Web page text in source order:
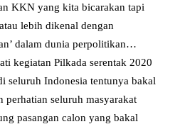
KKN yang kita bicarakan tapi
lebih dikenal dengan
dalam dunia perpolitikan…
kegiatan Pilkada serentak 2020
seluruh Indonesia tentunya bakal
perhatian seluruh masyarakat
pasangan calon yang bakal